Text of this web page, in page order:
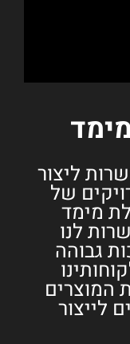
ליצור
של
מימד
לנו
גבוהה
המוצרים
לייצור